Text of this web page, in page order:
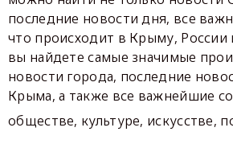
последние новости дня, все
что происходит в Крыму, России
вы найдете самые значимые
новости города, последние
Крыма, а также все важнейшие
обществе, культуре, искусстве,